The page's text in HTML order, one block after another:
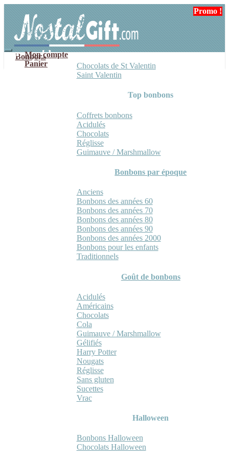
navigation
contenu
Mon compte
Panier
Bonbons
Chocolats de St Valentin
Saint Valentin
Top bonbons
Coffrets bonbons
Acidulés
Chocolats
Réglisse
Guimauve / Marshmallow
Bonbons par époque
Anciens
Bonbons des années 60
Bonbons des années 70
Bonbons des années 80
Bonbons des années 90
Bonbons des années 2000
Bonbons pour les enfants
Traditionnels
Goût de bonbons
Acidulés
Américains
Chocolats
Cola
Guimauve / Marshmallow
Gélifiés
Harry Potter
Nougats
Réglisse
Sans gluten
Sucettes
Vrac
Halloween
Bonbons Halloween
Chocolats Halloween
Promo !
Promo !